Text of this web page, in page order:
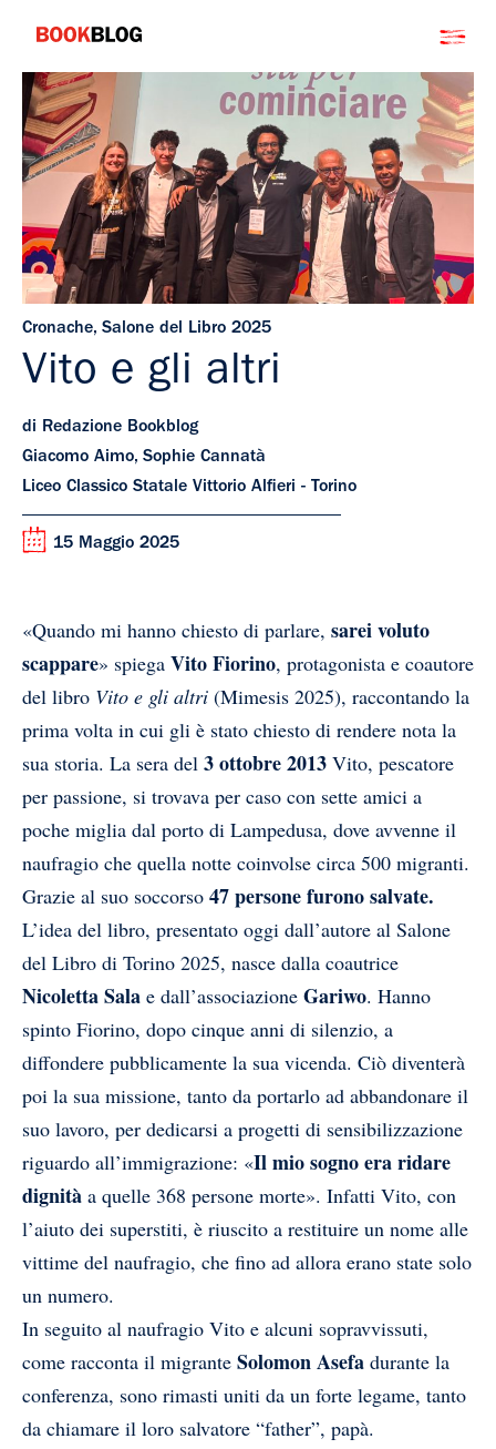
contenuto
Bookblog
Cronache, Salone del Libro 2025
Vito e gli altri
di Redazione Bookblog
Giacomo Aimo, Sophie Cannatà
Liceo Classico Statale Vittorio Alfieri - Torino
15 Maggio 2025
«Quando mi hanno chiesto di parlare, sarei voluto
scappare» spiega Vito Fiorino, protagonista e coautore
del libro Vito e gli altri (Mimesis 2025), raccontando la
prima volta in cui gli è stato chiesto di rendere nota la
sua storia. La sera del 3 ottobre 2013 Vito, pescatore
per passione, si trovava per caso con sette amici a
poche miglia dal porto di Lampedusa, dove avvenne il
naufragio che quella notte coinvolse circa 500 migranti.
Grazie al suo soccorso 47 personefurono salvate.
L’idea del libro, presentato oggi dall’autore al Salone
del Libro di Torino 2025, nasce dalla coautrice
Nicoletta Sala e dall’associazione Gariwo. Hanno
spinto Fiorino, dopo cinque anni di silenzio, a
diffondere pubblicamente la sua vicenda. Ciò diventerà
poi la sua missione, tanto da portarlo ad abbandonare il
suo lavoro, per dedicarsi a progetti di sensibilizzazione
riguardo all’immigrazione: «Il mio sogno era ridare
dignità a quelle 368 persone morte». Infatti Vito, con
l’aiuto dei superstiti, è riuscito a restituire un nome alle
vittime del naufragio, che fino ad allora erano state solo
un numero.
In seguito al naufragio Vito e alcuni sopravvissuti,
come racconta il migrante Solomon Asefa durante la
conferenza, sono rimasti uniti da un forte legame, tanto
da chiamare il loro salvatore “father”, papà.